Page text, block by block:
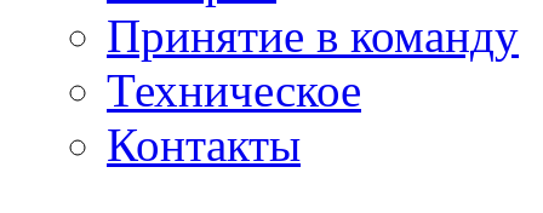
Принятие в команду
Техническое
Контакты